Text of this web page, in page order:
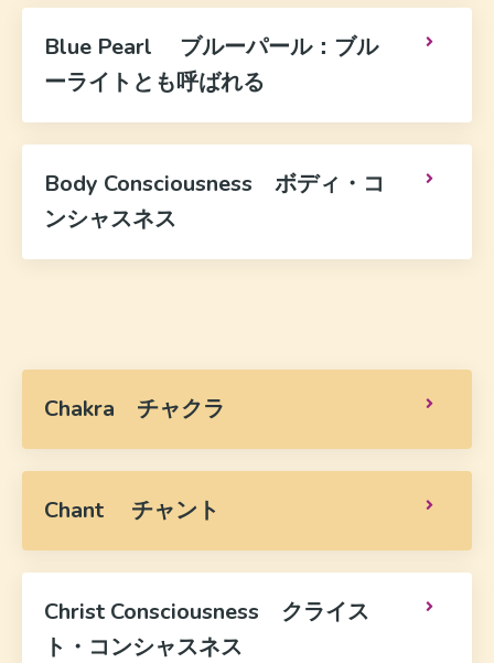
Blue Pearl ブルーパール：ブル
ーライトとも呼ばれる
Body Consciousness ボディ・コ
ンシャスネス
Chakra チャクラ
Chant チャント
Christ Consciousness クライス
ト・コンシャスネス